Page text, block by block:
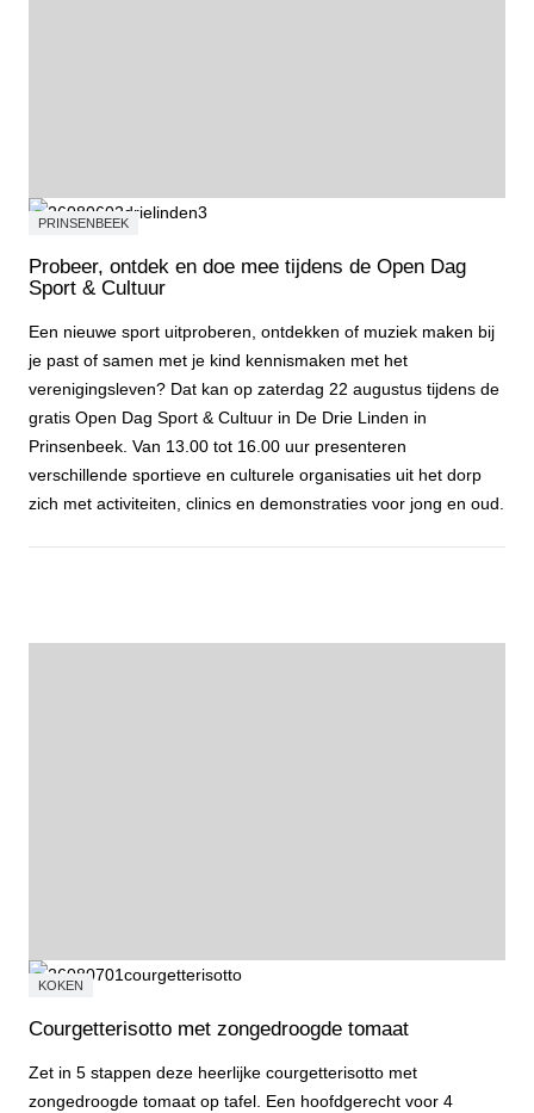
PRINSENBEEK
Probeer, ontdek en doe mee tijdens de Open Dag
Sport & Cultuur
Een nieuwe sport uitproberen, ontdekken of muziek maken bij
je past of samen met je kind kennismaken met het
verenigingsleven? Dat kan op zaterdag 22 augustus tijdens de
gratis Open Dag Sport & Cultuur in De Drie Linden in
Prinsenbeek. Van 13.00 tot 16.00 uur presenteren
verschillende sportieve en culturele organisaties uit het dorp
zich met activiteiten, clinics en demonstraties voor jong en oud.
KOKEN
Courgetterisotto met zongedroogde tomaat
Zet in 5 stappen deze heerlijke courgetterisotto met
zongedroogde tomaat op tafel. Een hoofdgerecht voor 4